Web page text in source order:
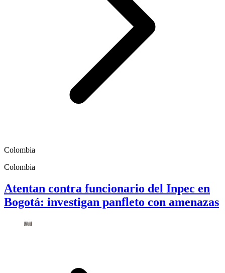
Colombia
Colombia
Atentan contra funcionario del Inpec en
Bogotá: investigan panfleto con amenazas